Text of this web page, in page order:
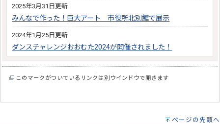
2025年3月31日更新
みんなで作った！巨大アート 市役所北別館で展示
2024年1月25日更新
ダンスチャレンジおおむた2024が開催されました！
このマークがついているリンクは別ウインドウで開きます
ページの先頭へ